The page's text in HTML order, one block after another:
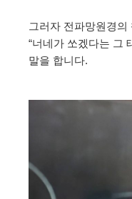
그러자 전파망원경의
“너네가 쏘겠다는 그
말을 합니다.